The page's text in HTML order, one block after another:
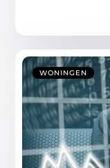
WONINGEN